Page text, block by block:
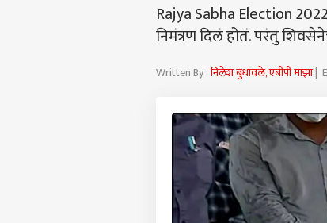
Rajya Sabha Election
निमंत्रण दिलं होतं. परंतु
Written By :निलेश बुधावले, एबीपी माझा|